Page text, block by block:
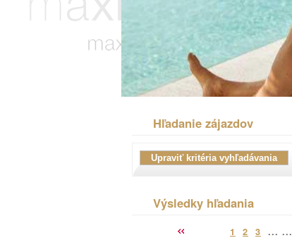
Hľadanie zájazdov
Výsledky hľadania
1 2 3 ...